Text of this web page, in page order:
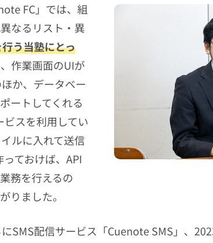
FC」では、組
なるリスト・異
う当塾にとっ
作業画面のUIが
か、データベー
ートしてくれる
スを利用してい
ルに入れて送信
ておけば、API
務を行えるの
りました。
SMS配信サービス「Cuenote SMS」、